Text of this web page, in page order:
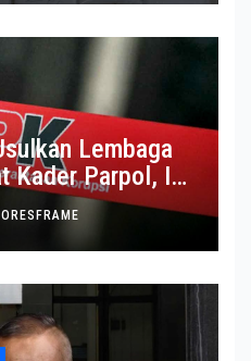
Lembaga
Kader Parpol, Ini